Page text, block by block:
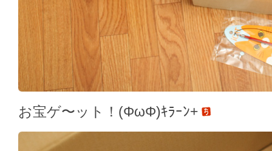
お宝ゲ〜ット！(ΦωΦ)ｷﾗｰﾝ+